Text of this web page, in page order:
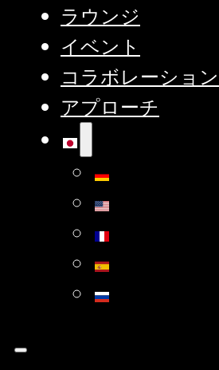
ラウンジ
イベント
コラボレーション
アプローチ